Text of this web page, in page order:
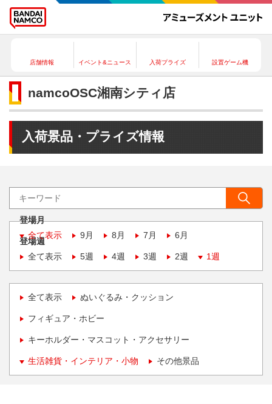
店舗情報 イベント&ニュース 入荷プライズ 設置ゲーム機
namcoOSC湘南シティ店
入荷景品・プライズ情報
登場月
全て表示
9月 8月 7月 6月
登場週
全て表示
5週 4週 3週 2週 1週
全て表示 ぬいぐるみ・クッション
フィギュア・ホビー
キーホルダー・マスコット・アクセサリー
生活雑貨・インテリア・小物 その他景品